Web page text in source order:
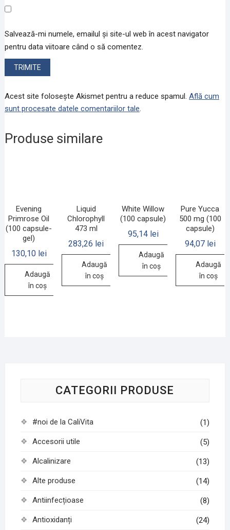
Salvează-mi numele, emailul și site-ul web în acest navigator
pentru data viitoare când o să comentez.
Acest site folosește Akismet pentru a reduce spamul. Află cum
sunt procesate datele comentariilor tale.
Produse similare
Evening
Primrose Oil
(100 capsule-
gel)
130,10 lei
Adaugă
în coș
Liquid
Chlorophyll
473 ml
283,26 lei
Adaugă
în coș
White Willow
(100 capsule)
95,14 lei
Adaugă
în coș
Pure Yucca
500 mg (100
capsule)
94,07 lei
Adaugă
în coș
CATEGORII PRODUSE
#noi de la CaliVita (1)
Accesorii utile (5)
Alcalinizare (13)
Alte produse (14)
Antiinfecțioase (8)
Antioxidanți (24)